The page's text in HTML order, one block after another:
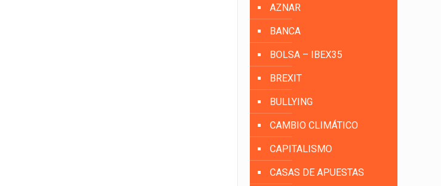
AZNAR
BANCA
BOLSA – IBEX35
BREXIT
BULLYING
CAMBIO CLIMÁTICO
CAPITALISMO
CASAS DE APUESTAS